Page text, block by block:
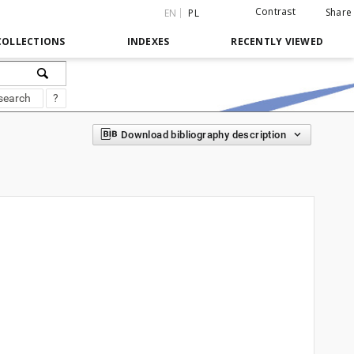
EN PL Contrast Share
INDEXES RECENTLY VIEWED
?
Download bibliography description